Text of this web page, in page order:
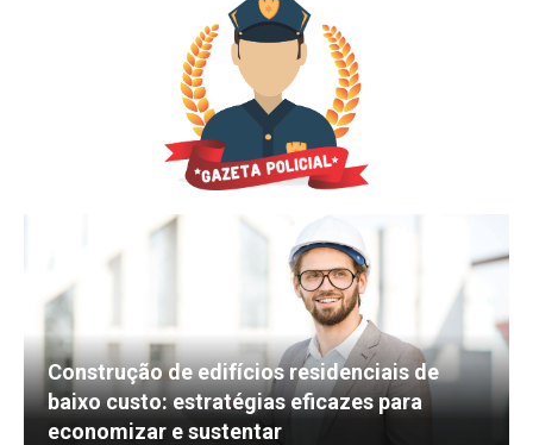
Construção de edifícios residenciais de
baixo custo: estratégias eficazes para
economizar e sustentar